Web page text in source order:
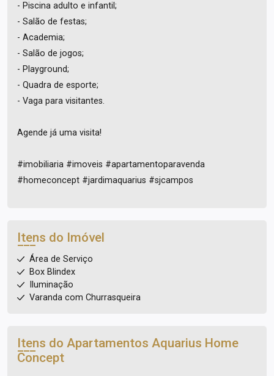
- Piscina adulto e infantil;
- Salão de festas;
- Academia;
- Salão de jogos;
- Playground;
- Quadra de esporte;
- Vaga para visitantes.
Agende já uma visita!
#imobiliaria #imoveis #apartamentoparavenda
#homeconcept #jardimaquarius #sjcampos
Itens do Imóvel
Área de Serviço
Box Blindex
Iluminação
Varanda com Churrasqueira
Itens do Apartamentos Aquarius Home
Concept